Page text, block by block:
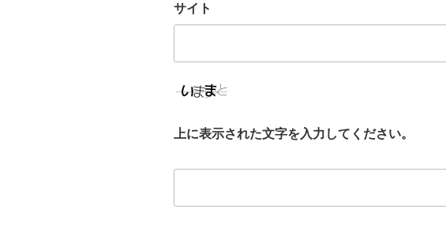
サイト
上に表示された文字を入力してください。